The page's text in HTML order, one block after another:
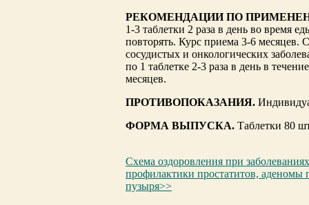
РЕКОМЕНДАЦИИ ПО
1-3 таблетки 2 раза в день во время
повторять. Курс приема 3-6 месяцев.
сосудистых и онкологических
по 1 таблетке 2-3 раза в день в
месяцев.
ПРОТИВОПОКАЗАНИЯ.
ФОРМА ВЫПУСКА. Таблетки 80
Схема оздоровления при
профилактики простатитов, аденомы
пузыря>>